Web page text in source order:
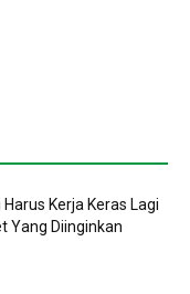
Kerja Keras Lagi
Yang Diinginkan